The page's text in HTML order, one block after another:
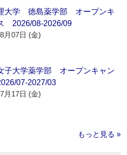
大学 徳島薬学部 オープンキ
2026/08-2026/09
月07日 (金)
子大学薬学部 オープンキャン
07-2027/03
月17日 (金)
もっと見る »